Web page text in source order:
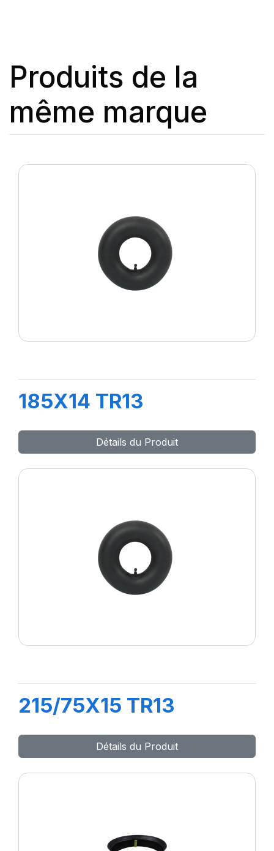
Produits de la
même marque
185X14 TR13
Détails du Produit
215/75X15 TR13
Détails du Produit